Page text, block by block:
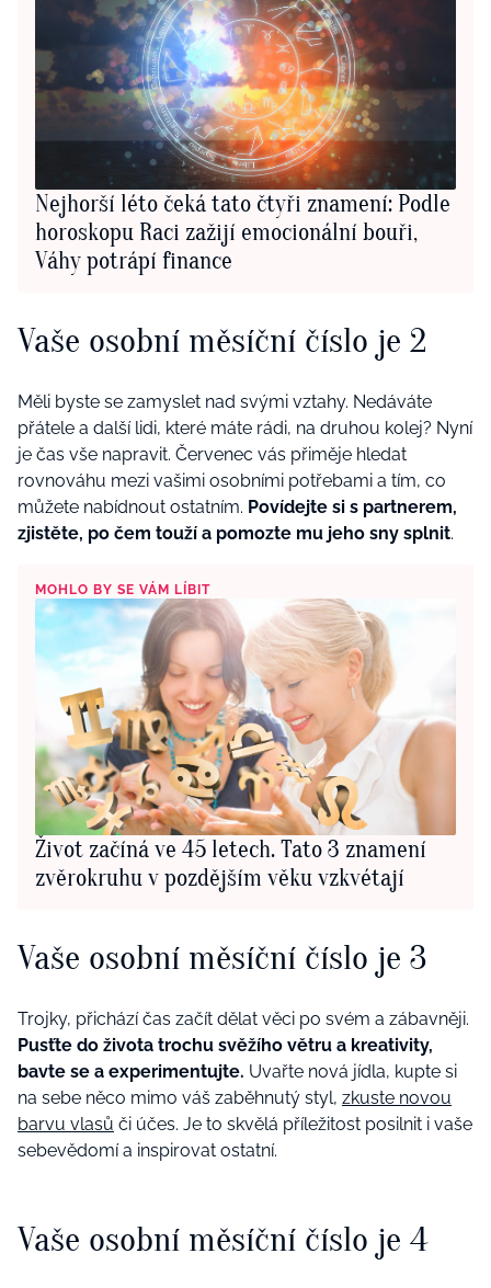
Nejhorší léto čeká tato čtyři znamení: Podle
horoskopu Raci zažijí emocionální bouři,
Váhy potrápí finance
Vaše osobní měsíční číslo je 2
Měli byste se zamyslet nad svými vztahy. Nedáváte
přátele a další lidi, které máte rádi, na druhou kolej? Nyní
je čas vše napravit. Červenec vás přiměje hledat
rovnováhu mezi vašimi osobními potřebami a tím, co
můžete nabídnout ostatním. Povídejte si s partnerem,
zjistěte, po čem touží a pomozte mu jeho sny splnit.
MOHLO BY SE VÁM LÍBIT
Život začíná ve 45 letech. Tato 3 znamení
zvěrokruhu v pozdějším věku vzkvétají
Vaše osobní měsíční číslo je 3
Trojky, přichází čas začít dělat věci po svém a zábavněji.
Pusťte do života trochu svěžího větru a kreativity,
bavte se a experimentujte. Uvařte nová jídla, kupte si
na sebe něco mimo váš zaběhnutý styl, zkuste novou
barvu vlasů či účes. Je to skvělá příležitost posilnit i vaše
sebevědomí a inspirovat ostatní.
Vaše osobní měsíční číslo je 4